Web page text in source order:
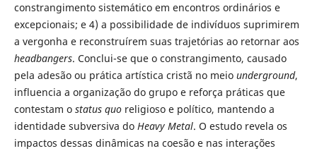
constrangimento sistemático em encontros ordinários e
excepcionais; e 4) a possibilidade de indivíduos suprimirem
a vergonha e reconstruírem suas trajetórias ao retornar aos
headbangers. Conclui-se que o constrangimento, causado
pela adesão ou prática artística cristã no meio underground,
influencia a organização do grupo e reforça práticas que
contestam o status quoreligioso e político, mantendo a
identidade subversiva do Heavy Metal. O estudo revela os
impactos dessas dinâmicas na coesão e nas interações